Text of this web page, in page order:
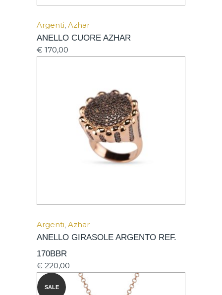
Argenti, Azhar
ANELLO CUORE AZHAR
€ 170,00
Argenti, Azhar
ANELLO GIRASOLE ARGENTO REF.
170BBR
€ 220,00
SALE